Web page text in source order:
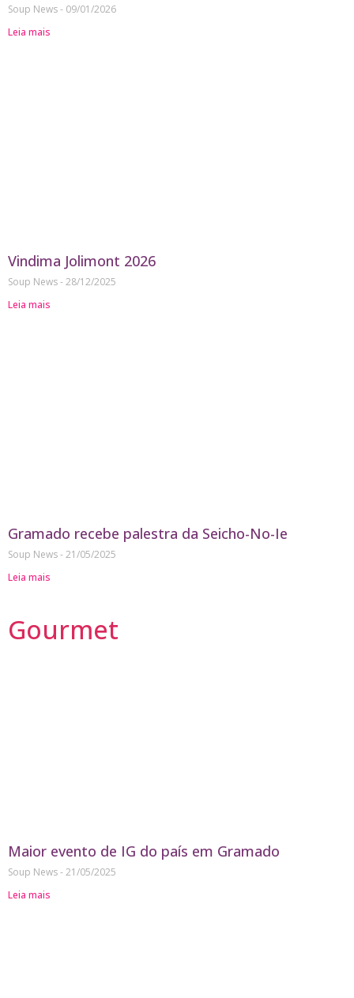
Soup News
09/01/2026
Leia mais
Vindima Jolimont 2026
Soup News 28/12/2025
Leia mais
Gramado recebe palestra da Seicho-No-Ie
Soup News 21/05/2025
Leia mais
Gourmet
Maior evento de IG do país em Gramado
Soup News 21/05/2025
Leia mais